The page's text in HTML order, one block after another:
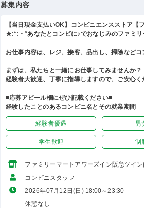
募集内容
【当日現金支払いOK】コンビニエンスストア【
★:*:・°あなたとコンビに♪でおなじみのファミ
お仕事内容は、レジ、接客、品出し、掃除などコ
まずは、私たちと一緒にお仕事してみませんか？
経験者大歓迎、丁寧に指導しますので、ご安心く
■応募アピール欄にぜひ記載ください■
経験したことのあるコンビニ名とその就業期間
経験者優遇 男
学生歓迎 制
ファミリーマートアワーズイン阪急ツイ
コンビニスタッフ
2026年07月12日(日) 18:00～23:30
休憩なし